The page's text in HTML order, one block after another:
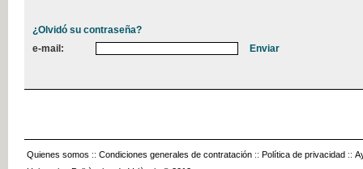
¿Olvidó su contraseña?
e-mail:
Quienes somos :: Condiciones generales de contratación :: Política de privacidad ::